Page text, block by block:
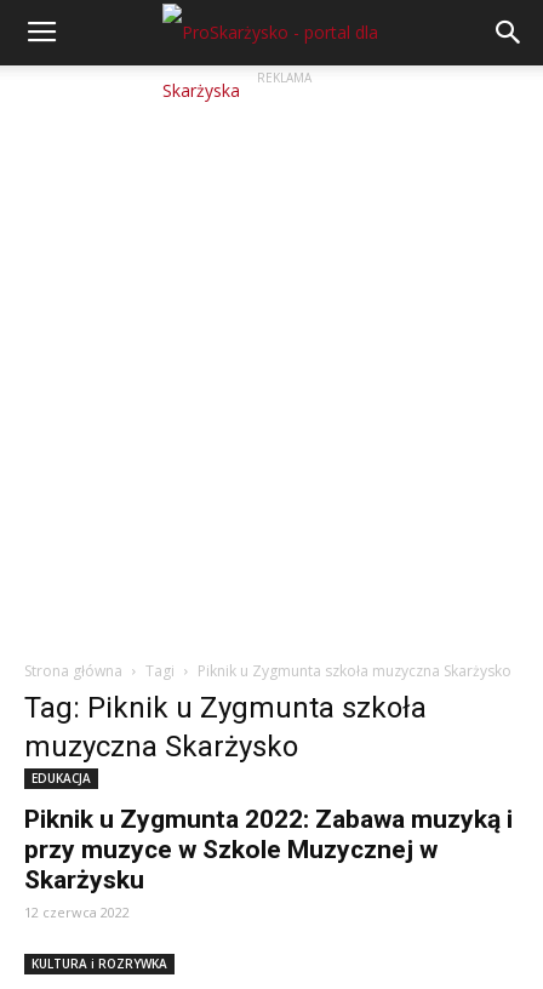
REKLAMA
Strona główna Tagi Piknik u Zygmunta szkoła muzyczna Skarżysko
Tag: Piknik u Zygmunta szkoła
muzyczna Skarżysko
EDUKACJA
Piknik u Zygmunta 2022: Zabawa muzyką i
przy muzyce w Szkole Muzycznej w
Skarżysku
12 czerwca 2022
KULTURA i ROZRYWKA